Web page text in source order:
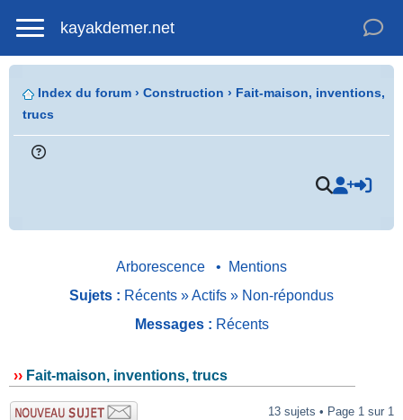
kayakdemer.net
Index du forum › Construction › Fait-maison, inventions,
trucs
Arborescence •
Mentions
Sujets : Récents »Actifs » Non-répondus
Messages : Récents
›› Fait-maison, inventions, trucs
13 sujets • Page 1 sur 1